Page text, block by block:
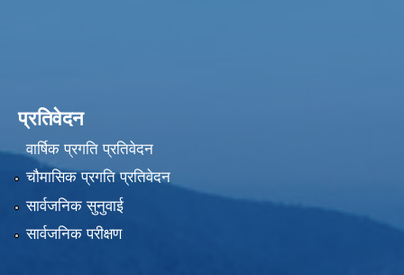
प्रतिवेदन
वार्षिक प्रगति प्रतिवेदन
चौमासिक प्रगति प्रतिवेदन
सार्वजनिक सुनुवाई
सार्वजनिक परीक्षण